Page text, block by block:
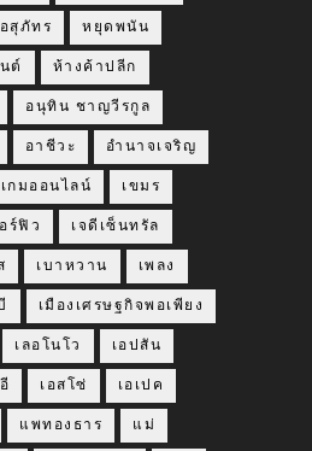
สุภัทร หยุดพนัน
ต์ ห้างค้าปลีก
อนุทิน ชาญวีรกูล
อาชีวะ อำนาจเจริญ
เกมออนไลน์ เขมร
ร์ฟิว เจดีเซ็นทรัล
เบาหวาน เพลง
เมืองเศรษฐกิจพอเพียง
เลอโนโว เอปสัน
เอสโซ่ เอเปค
แพทองธาร แม่